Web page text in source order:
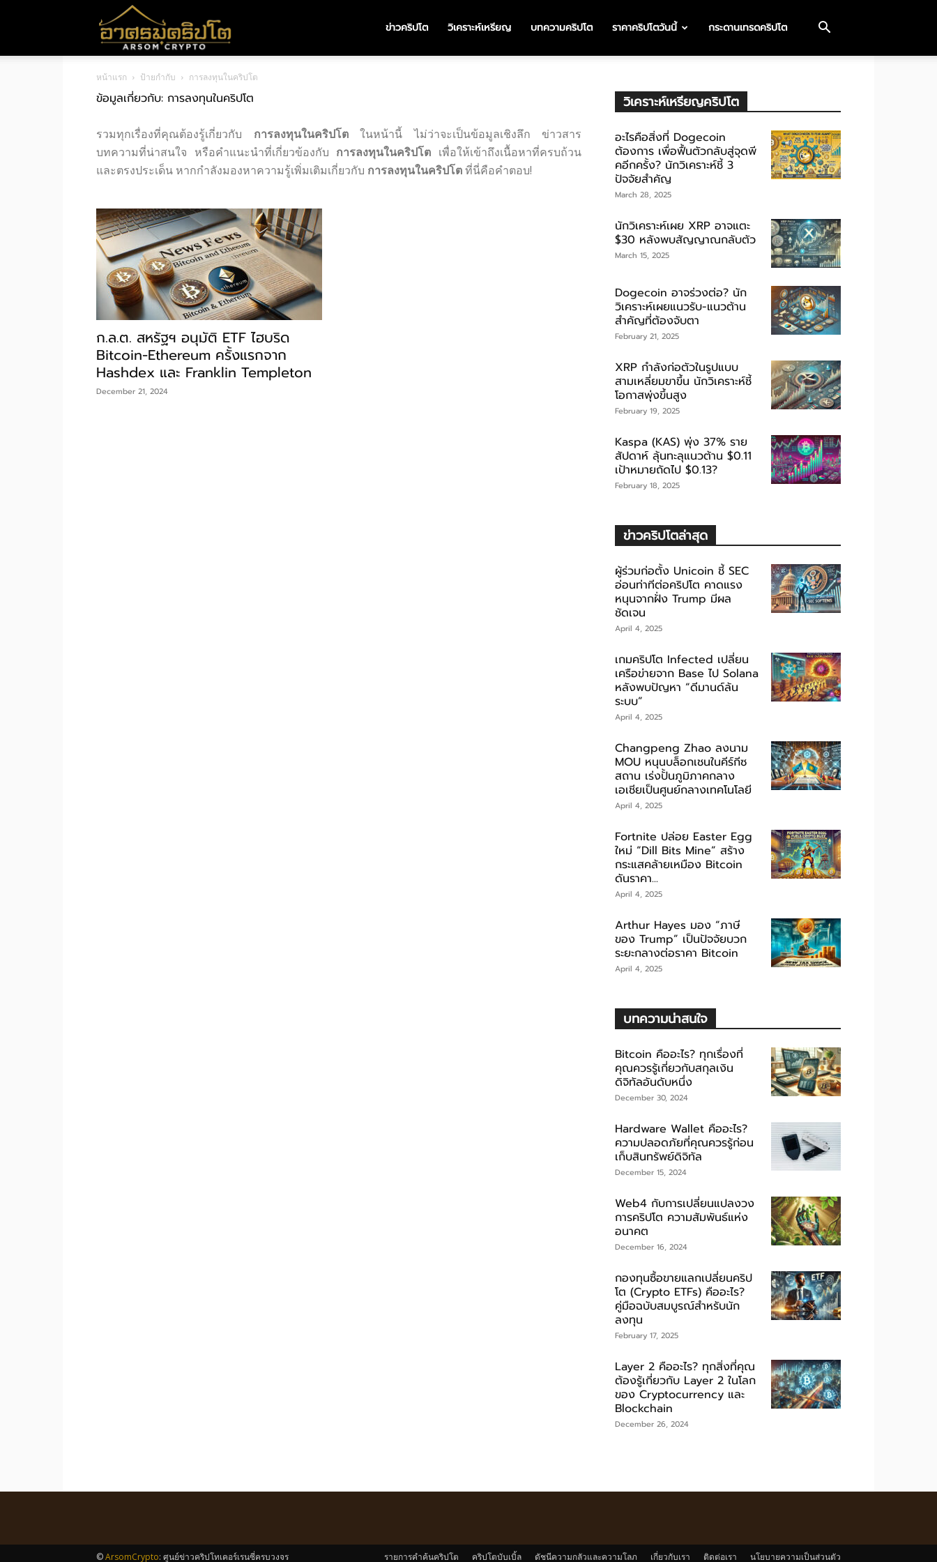
ศร
มค
ปโต
ข่าวคริปโต วิเคราะห์เหรียญ บทความคริปโต ราคาคริปโตวันนี้ กระดานเทรดคริปโต
หน้าแรก ป้ายกำกับ การลงทุนในคริปโต
ข้อมูลเกี่ยวกับ: การลงทุนในคริปโต
รวมทุกเรื่องที่คุณต้องรู้เกี่ยวกับ การลงทุนในคริปโตในหน้านี้ ไม่ว่าจะเป็นข้อมูลเชิงลึก ข่าวสาร
บทความที่น่าสนใจ หรือคำแนะนำที่เกี่ยวข้องกับ การลงทุนในคริปโต เพื่อให้เข้าถึงเนื้อหาที่ครบถ้วน
และตรงประเด็น หากกำลังมองหาความรู้เพิ่มเติมเกี่ยวกับ การลงทุนในคริปโตที่นี่คือคำตอบ!
ก.ล.ต. สหรัฐฯ อนุมัติ ETF ไฮบริด
Bitcoin-Ethereum ครั้งแรกจาก
Hashdex และ Franklin Templeton
December 21, 2024
วิเคราะห์เหรียญคริปโต
อะไรคือสิ่งที่ Dogecoin
ต้องการ เพื่อฟื้นตัวกลับสู่จุดพี
คอีกครั้ง? นักวิเคราะห์ชี้ 3
ปัจจัยสำคัญ
March 28, 2025
นักวิเคราะห์เผย XRP อาจแตะ
$30 หลังพบสัญญาณกลับตัว
March 15, 2025
Dogecoin อาจร่วงต่อ? นัก
วิเคราะห์เผยแนวรับ-แนวต้าน
สำคัญที่ต้องจับตา
February 21, 2025
XRP กำลังก่อตัวในรูปแบบ
สามเหลี่ยมขาขึ้น นักวิเคราะห์ชี้
โอกาสพุ่งขึ้นสูง
February 19, 2025
Kaspa (KAS) พุ่ง 37% ราย
สัปดาห์ ลุ้นทะลุแนวต้าน $0.11
เป้าหมายถัดไป $0.13?
February 18, 2025
ข่าวคริปโตล่าสุด
ผู้ร่วมก่อตั้ง Unicoin ชี้ SEC
อ่อนท่าทีต่อคริปโต คาดแรง
หนุนจากฝั่ง Trump มีผล
ชัดเจน
April 4, 2025
เกมคริปโต Infected เปลี่ยน
เครือข่ายจาก Base ไป Solana
หลังพบปัญหา “ดีมานด์ล้น
ระบบ”
April 4, 2025
Changpeng Zhao ลงนาม
MOU หนุนบล็อกเชนในคีร์กีซ
สถาน เร่งปั้นภูมิภาคกลาง
เอเชียเป็นศูนย์กลางเทคโนโลยี
April 4, 2025
Fortnite ปล่อย Easter Egg
ใหม่ “Dill Bits Mine” สร้าง
กระแสคล้ายเหมือง Bitcoin
ดันราคา...
April 4, 2025
Arthur Hayes มอง “ภาษี
ของ Trump” เป็นปัจจัยบวก
ระยะกลางต่อราคา Bitcoin
April 4, 2025
บทความน่าสนใจ
Bitcoin คืออะไร? ทุกเรื่องที่
คุณควรรู้เกี่ยวกับสกุลเงิน
ดิจิทัลอันดับหนึ่ง
December 30, 2024
Hardware Wallet คืออะไร?
ความปลอดภัยที่คุณควรรู้ก่อน
เก็บสินทรัพย์ดิจิทัล
December 15, 2024
Web4 กับการเปลี่ยนแปลงวง
การคริปโต ความสัมพันธ์แห่ง
อนาคต
December 16, 2024
กองทุนซื้อขายแลกเปลี่ยนคริป
โต (Crypto ETFs) คืออะไร?
คู่มือฉบับสมบูรณ์สำหรับนัก
ลงทุน
February 17, 2025
Layer 2 คืออะไร? ทุกสิ่งที่คุณ
ต้องรู้เกี่ยวกับ Layer 2 ในโลก
ของ Cryptocurrency และ
Blockchain
December 26, 2024
รายการคำค้นคริปโต คริปโตบับเบิ้ล ดัชนีความกลัวและความโลภ เกี่ยวกับเรา ติดต่อเรา นโยบายความเป็นส่วนตัว
©ArsomCrypto: ศูนย์ข่าวคริปโทเคอร์เรนซี่ครบวงจร